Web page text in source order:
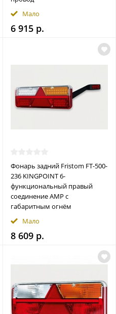
Мало
6 915 р.
Фонарь задний Fristom FT-500-
236 KINGPOINT 6-
функциональный правый
соединение AMP с
габаритным огнём
Мало
8 609 р.